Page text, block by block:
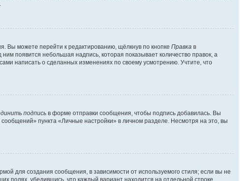
Вы можете перейти к редактированию, щёлкнув по кнопке Правка в
появится небольшая надпись, которая показывает количество правок, а
написать о сделанных изменениях по своему усмотрению. Учтите, что
подпись в форме отправки сообщения, чтобы подпись добавилась. Вы
пункта «Личные настройки» в личном разделе. Несмотря на это, вы
для создания сообщения, в зависимости от используемого стиля; если вы не
полях, убедившись, что каждый вариант находится на отдельной строке